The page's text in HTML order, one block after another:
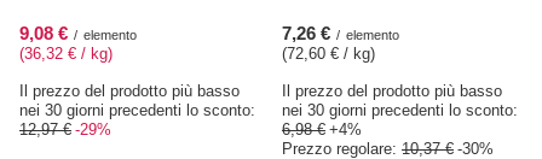
9,08 € / elemento
(36,32 € / kg)
Il prezzo del prodotto più basso
nei 30 giorni precedenti lo sconto:
12,97 € -29%
7,26 € / elemento
(72,60 € / kg)
Il prezzo del prodotto più basso
nei 30 giorni precedenti lo sconto:
6,98 € +4%
Prezzo regolare: 10,37 € -30%